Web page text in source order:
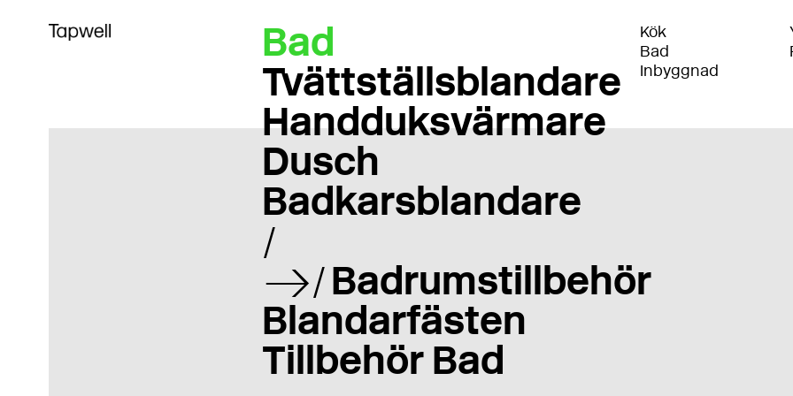
Bad
Tvättställsblandare
Handduksvärmare
Dusch
Badkarsblandare
Badrumstillbehör
Blandarfästen
Tillbehör Bad
Kök
Bad
Inbyggnad